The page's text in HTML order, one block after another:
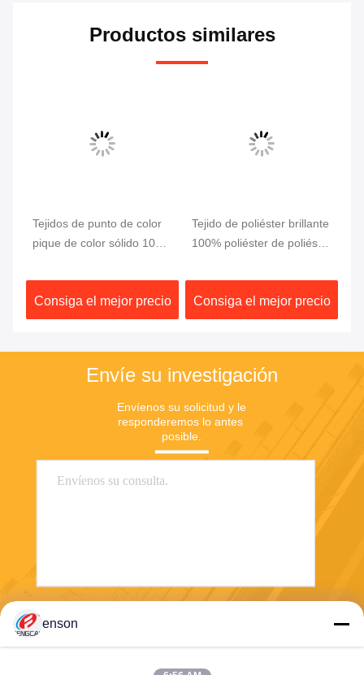
Productos similares
Tejidos de punto de color
pique de color sólido 100%
Consiga el mejor precio
Tejido de poliéster brillante
100% poliéster de poliéster
poliéster de poliéster
Consiga el mejor precio
Envíe su investigación
Envíenos su solicitud y le
responderemos lo antes
posible.
enson